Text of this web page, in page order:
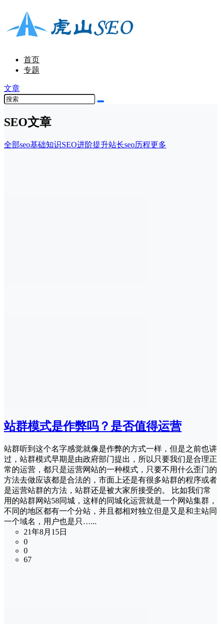
首页
专题
文章
SEO文章
全部seo基础知识SEO进阶提升站长seo历程更多
站群模式是作弊吗？是否值得运营
站群听到这个名字感觉就像是作弊的方式一样，但是之前也讲
过，站群模式早期是由政府部门提出，所以只要我们是合理正
常的运营，都只是运营网站的一种模式，只要不用什么歪门的
方法去做应该都是合法的，市面上还是有很多站群的程序或者
是运营站群的方法，站群还是被大家所接受的。 比如我们常
用的站群网站58同城，这样的同城化运营就是一个网站集群，
不同的地区都有一个分站，并且都相对独立但是又是和主站同
一个域名，用户也是只…...
21年8月15日
0
0
67